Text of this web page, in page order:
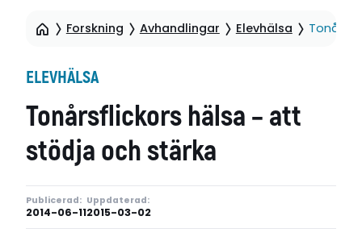
Forskning Avhandlingar Elevhälsa
ELEVHÄLSA
Tonårsflickors hälsa – att
stödja och stärka
Publicerad:
2014-06-11
Uppdaterad:
2015-03-02